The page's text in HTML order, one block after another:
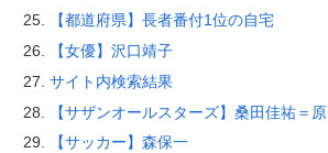
【都道府県】長者番付1位の自宅
【女優】沢口靖子
サイト内検索結果
【サザンオールスターズ】桑田佳祐＝
【サッカー】森保一